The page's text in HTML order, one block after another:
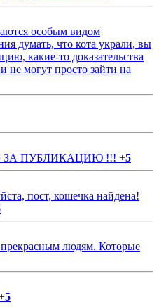
особым видом
думать, что кота украли, вы
какие-то доказательства
могут просто зайти на
ПУБЛИКАЦИЮ !!! +5
пост, кошечка найдена!
людям. Которые
5